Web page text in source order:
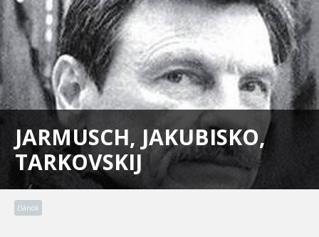
JARMUSCH, JAKUBISKO,
TARKOVSKIJ
článok